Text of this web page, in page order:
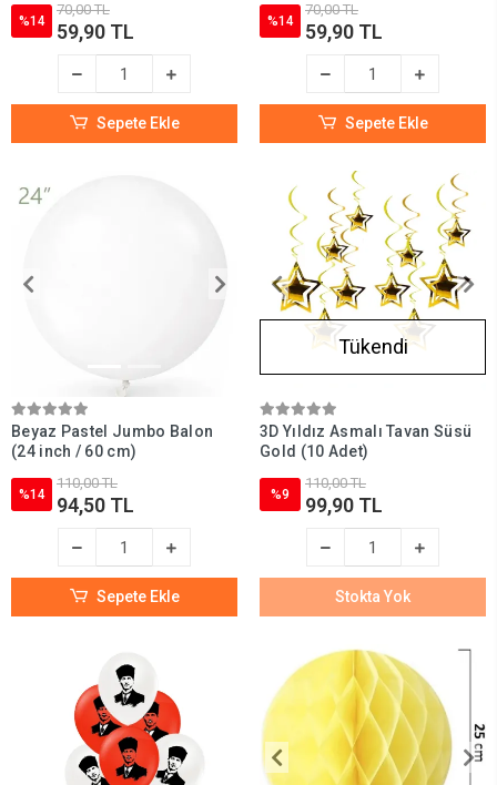
%14
70,00 TL
59,90 TL
Sepete Ekle
%14
70,00 TL
59,90 TL
Sepete Ekle
Beyaz Pastel Jumbo Balon
(24 inch / 60 cm)
%14
110,00 TL
94,50 TL
Sepete Ekle
Tükendi
3D Yıldız Asmalı Tavan Süsü
Gold (10 Adet)
%9
110,00 TL
99,90 TL
Stokta Yok